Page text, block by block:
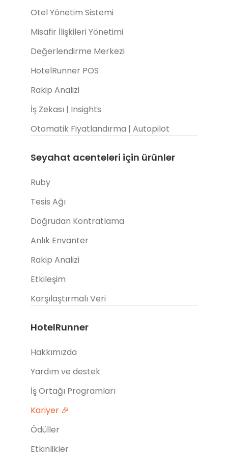
Otel Yönetim Sistemi
Misafir İlişkileri Yönetimi
Değerlendirme Merkezi
HotelRunner POS
Rakip Analizi
İş Zekası | Insights
Otomatik Fiyatlandırma | Autopilot
Seyahat acenteleri için ürünler
Ruby
Tesis Ağı
Doğrudan Kontratlama
Anlık Envanter
Rakip Analizi
Etkileşim
Karşılaştırmalı Veri
HotelRunner
Hakkımızda
Yardım ve destek
İş Ortağı Programları
Kariyer 🎉
Ödüller
Etkinlikler